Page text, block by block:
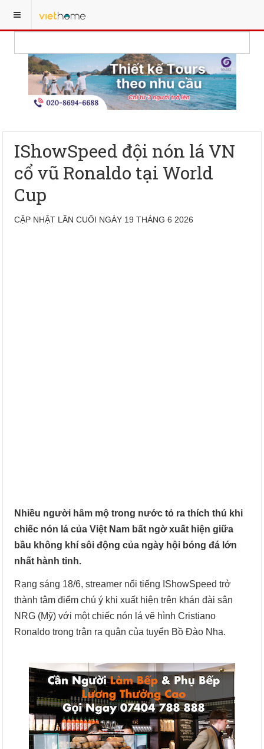
IShowSpeed đội nón lá VN
cổ vũ Ronaldo tại World
Cup
CẬP NHẬT LẦN CUỐI NGÀY 19 THÁNG 6 2026
Nhiều người hâm mộ trong nước tỏ ra thích thú khi
chiếc nón lá của Việt Nam bất ngờ xuất hiện giữa
bầu không khí sôi động của ngày hội bóng đá lớn
nhất hành tinh.
Rạng sáng 18/6, streamer nổi tiếng IShowSpeed trở
thành tâm điểm chú ý khi xuất hiện trên khán đài sân
NRG (Mỹ) với một chiếc nón lá vẽ hình Cristiano
Ronaldo trong trận ra quân của tuyển Bồ Đào Nha.